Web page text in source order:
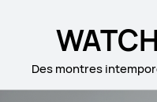
Des montres